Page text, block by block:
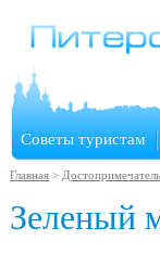
Советы туристам
Главная >
Зеленый